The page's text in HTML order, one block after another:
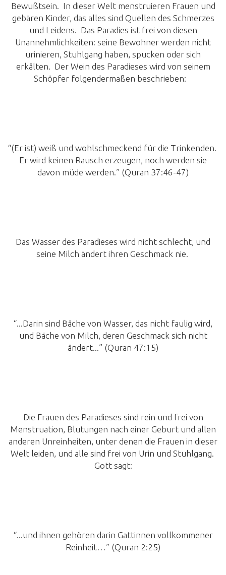
Bewußtsein. In dieser Welt menstruieren Frauen und
gebären Kinder, das alles sind Quellen des Schmerzes
und Leidens. Das Paradies ist frei von diesen
Unannehmlichkeiten: seine Bewohner werden nicht
urinieren, Stuhlgang haben, spucken oder sich
erkälten. Der Wein des Paradieses wird von seinem
Schöpfer folgendermaßen beschrieben:
“(Er ist) weiß und wohlschmeckend für die Trinkenden.
Er wird keinen Rausch erzeugen, noch werden sie
davon müde werden.” (Quran 37:46-47)
Das Wasser des Paradieses wird nicht schlecht, und
seine Milch ändert ihren Geschmack nie.
“...Darin sind Bäche von Wasser, das nicht faulig wird,
und Bäche von Milch, deren Geschmack sich nicht
ändert...” (Quran 47:15)
Die Frauen des Paradieses sind rein und frei von
Menstruation, Blutungen nach einer Geburt und allen
anderen Unreinheiten, unter denen die Frauen in dieser
Welt leiden, und alle sind frei von Urin und Stuhlgang.
Gott sagt:
“...und ihnen gehören darin Gattinnen vollkommener
Reinheit…” (Quran 2:25)